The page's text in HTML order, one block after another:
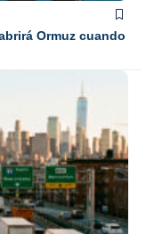
Ormuz cuando